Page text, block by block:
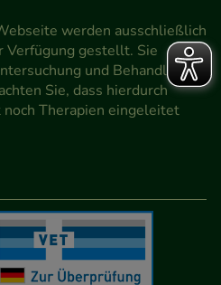
werden ausschließlich
Verfügung gestellt. Sie
und Behandlung
Sie, dass hierdurch
Therapien eingeleitet